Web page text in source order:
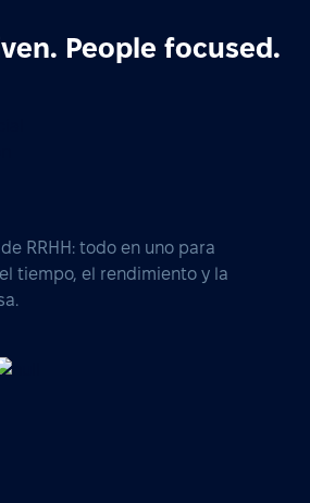
People focused.
RRHH: todo en uno para
tiempo, el rendimiento y la